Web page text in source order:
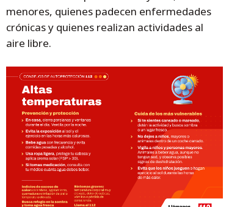
menores, quienes padecen enfermedades
crónicas y quienes realizan actividades al
aire libre.